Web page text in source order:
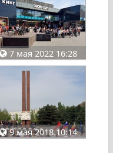
7 мая 2022 16:28
9 мая 2018 10:14